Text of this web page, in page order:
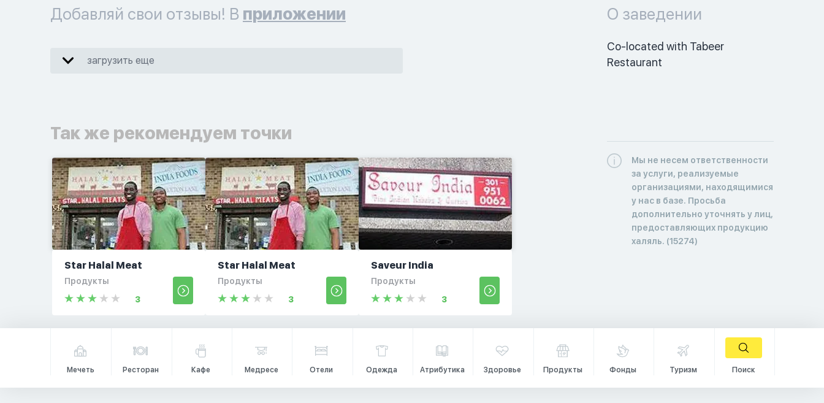
Добавляй свои отзывы! В приложении
загрузить еще
Так же рекомендуем точки
Star Halal Meat
Продукты
3
Star Halal Meat
Продукты
3
Saveur India
Продукты
3
О заведении
Co-located with Tabeer
Restaurant
Мы не несем ответственности
за услуги, реализуемые
организациями, находящимися
у нас в базе. Просьба
дополнительно уточнять у лиц,
предоставляющих продукцию
халяль. (15274)
Мечеть Ресторан Кафе Медресе Отели Одежда Атрибутика Здоровье Продукты Фонды Туризм Поиск